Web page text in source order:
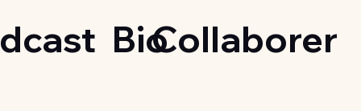
BioCollaborer